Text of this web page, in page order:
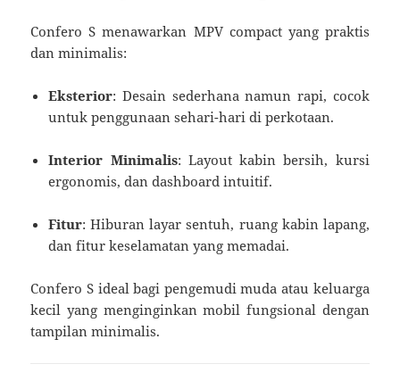
Confero S menawarkan MPV compact yang praktis
dan minimalis:
Eksterior: Desain sederhana namun rapi, cocok
untuk penggunaan sehari-hari di perkotaan.
Interior Minimalis: Layout kabin bersih, kursi
ergonomis, dan dashboard intuitif.
Fitur: Hiburan layar sentuh, ruang kabin lapang,
dan fitur keselamatan yang memadai.
Confero S ideal bagi pengemudi muda atau keluarga
kecil yang menginginkan mobil fungsional dengan
tampilan minimalis.